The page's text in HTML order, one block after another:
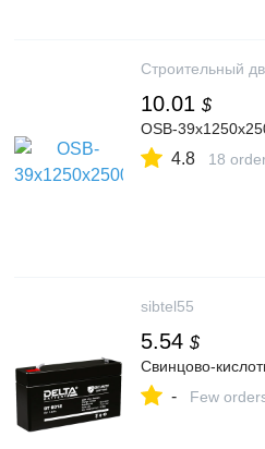
Строительный
10.01 $
OSB-
4.8 18
sibtel55
5.54 $
Свинцово-
- Few